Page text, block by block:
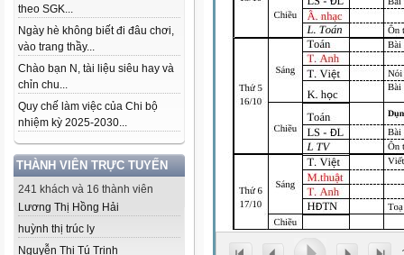
theo SGK...
Ngày hè không biết đi đâu chơi,
vào trang thầy...
Chào bạn N, tài liệu siêu hay và
chỉn chu...
Quy chế làm việc của Chi bộ
nhiệm kỳ 2025-2030...
THÀNH VIÊN TRỰC TUYẾN
241 khách và 16 thành viên
Lương Thị Hồng Hải
huỳnh thị trúc ly
Nguyễn Thị Tú Trinh